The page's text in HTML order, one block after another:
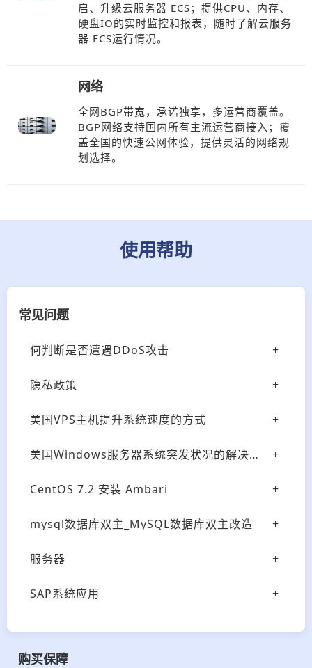
启、升级云服务器 ECS；提供CPU、内存、
硬盘IO的实时监控和报表，随时了解云服务
器 ECS运行情况。
网络
全网BGP带宽，承诺独享，多运营商覆盖。
BGP网络支持国内所有主流运营商接入；覆
盖全国的快速公网体验，提供灵活的网络规
划选择。
使用帮助
购买保障
常见问题
何判断是否遭遇DDoS攻击
隐私政策
美国VPS主机提升系统速度的方式
美国Windows服务器系统突发状况的解决方式
CentOS 7.2 安装 Ambari
mysql数据库双主_MySQL数据库双主改造
服务器
SAP系统应用